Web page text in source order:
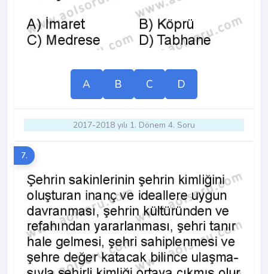
A B C D
2017-2018 yılı 1. Dönem 4. Soru
7.